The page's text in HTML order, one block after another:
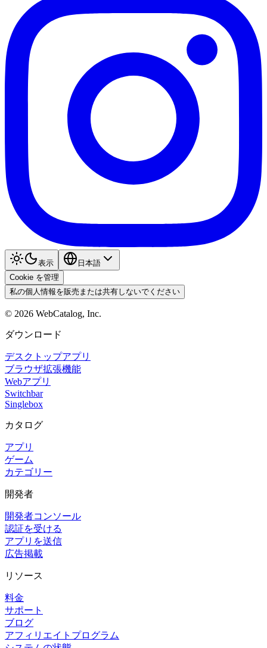
表示
日本語
Cookie を管理
私の個人情報を販売または共有しないでください
© 2026 WebCatalog, Inc.
ダウンロード
デスクトップアプリ
ブラウザ拡張機能
Webアプリ
Switchbar
Singlebox
カタログ
アプリ
ゲーム
カテゴリー
開発者
開発者コンソール
認証を受ける
アプリを送信
広告掲載
リソース
料金
サポート
ブログ
アフィリエイトプログラム